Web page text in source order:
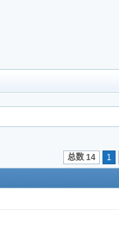
总数 14 1